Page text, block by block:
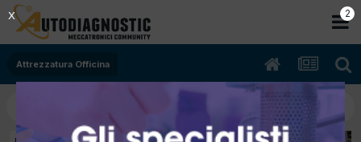
Attrezzatura Officina
2
X